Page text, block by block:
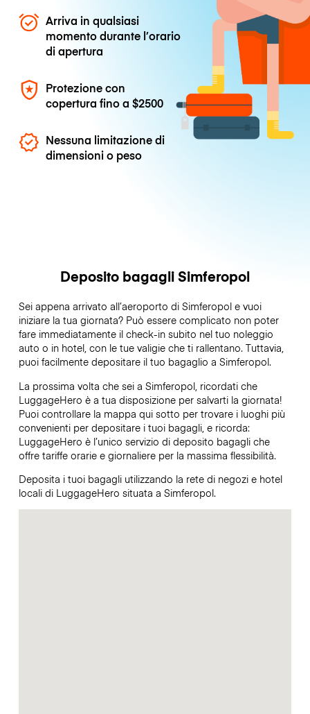
Arriva in qualsiasi
momento durante l’orario
di apertura
Protezione con
copertura fino a$2500
Nessuna limitazione di
dimensioni o peso
Deposito bagagli Simferopol
Sei appena arrivato all’aeroporto di Simferopol e vuoi
iniziare la tua giornata? Può essere complicato non poter
fare immediatamente il check-in subito nel tuo noleggio
auto o in hotel, con le tue valigie che ti rallentano. Tuttavia,
puoi facilmente depositare il tuo bagaglio a Simferopol.
La prossima volta che sei a Simferopol, ricordati che
LuggageHero è a tua disposizione per salvarti la giornata!
Puoi controllare la mappa qui sotto per trovare i luoghi più
convenienti per depositare i tuoi bagagli, e ricorda:
LuggageHero è l’unico servizio di deposito bagagli che
offre tariffe orarie e giornaliere per la massima flessibilità.
Deposita i tuoi bagagli utilizzando la rete di negozi e hotel
locali di LuggageHero situata a Simferopol.